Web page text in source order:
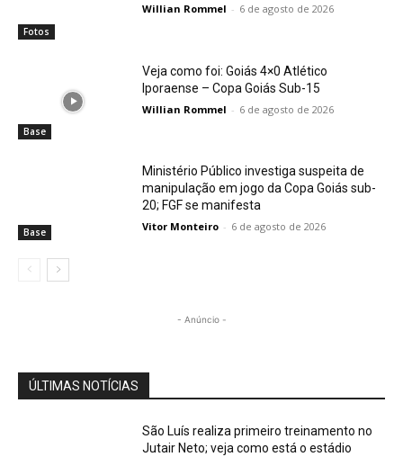
Fotos
Willian Rommel - 6 de agosto de 2026
Base
Veja como foi: Goiás 4×0 Atlético
Iporaense – Copa Goiás Sub-15
Willian Rommel - 6 de agosto de 2026
Base
Ministério Público investiga suspeita de
manipulação em jogo da Copa Goiás sub-
20; FGF se manifesta
Vitor Monteiro - 6 de agosto de 2026
- Anúncio -
ÚLTIMAS NOTÍCIAS
São Luís realiza primeiro treinamento no
Jutair Neto; veja como está o estádio